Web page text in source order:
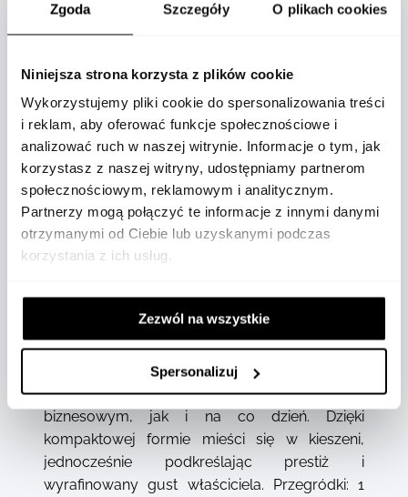
Zgoda Szczegóły O plikach cookies
Niniejsza strona korzysta z plików cookie
Wykorzystujemy pliki cookie do spersonalizowania treści
i reklam, aby oferować funkcje społecznościowe i
analizować ruch w naszej witrynie. Informacje o tym, jak
korzystasz z naszej witryny, udostępniamy partnerom
społecznościowym, reklamowym i analitycznym.
Partnerzy mogą połączyć te informacje z innymi danymi
otrzymanymi od Ciebie lub uzyskanymi podczas
korzystania z ich usług.
Zezwól na wszystkie
Spersonalizuj
OPIS
Elegancki i funkcjonalny wizytownik Montblanc
w odcieniu medium grey został
zaprojektowany jako codzienny towarzysz dla
osób ceniących styl i organizację. Wykonany z
inspirowanym strukturą kory drzewa, przyciąga
uwagę subtelną fakturą i nowoczesnym
charakterem. Ten wizytownik to idealne
połączenie estetyki i praktyczności – doskonale
sprawdzi się zarówno w środowisku
biznesowym, jak i na co dzień. Dzięki
kompaktowej formie mieści się w kieszeni,
jednocześnie podkreślając prestiż i
wyrafinowany gust właściciela. Przegródki: 1